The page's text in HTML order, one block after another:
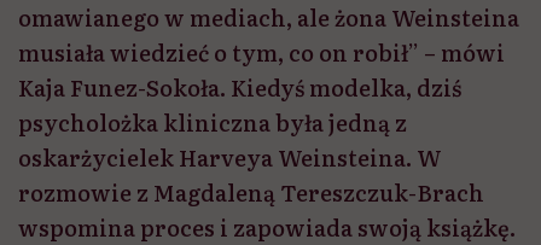
omawianego w mediach, ale żona Weinsteina
musiała wiedzieć o tym, co on robił” – mówi
Kaja Funez-Sokoła. Kiedyś modelka, dziś
psycholożka kliniczna była jedną z
oskarżycielek Harveya Weinsteina. W
rozmowie z Magdaleną Tereszczuk-Brach
wspomina proces i zapowiada swoją książkę.